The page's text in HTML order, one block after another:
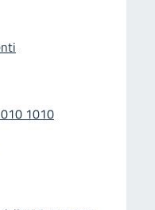
1010